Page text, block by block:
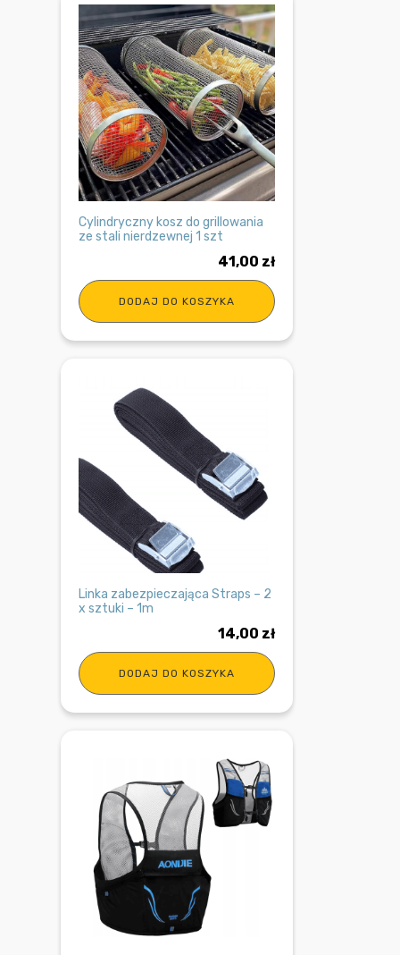
Cylindryczny kosz do grillowania
ze stali nierdzewnej 1 szt
41,00 zł
DODAJ DO KOSZYKA
Linka zabezpieczająca Straps – 2
x sztuki – 1m
14,00 zł
DODAJ DO KOSZYKA